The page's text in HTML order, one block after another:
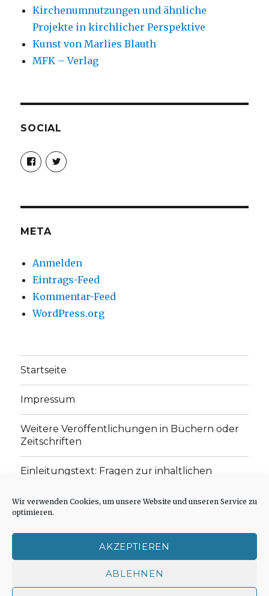
Wir verwenden Cookies, um unsere Website und unseren Service zu
optimieren.
AKZEPTIEREN
ABLEHNEN
Kirchenumnutzungen und ähnliche
Projekte in kirchlicher Perspektive
Kunst von Marlies Blauth
MFK – Verlag
SOCIAL
Profil
von
christoph.fleischer1
anzeigen
Profil
von
anzeigen
META
Anmelden
Eintrags-Feed
Kommentar-Feed
WordPress.org
Startseite
Impressum
Weitere Veröffentlichungen in Büchern oder
Zeitschriften
Einleitungstext: Fragen zur inhaltlichen
„schwachen Glaubens“
Cookie-Richtlinie (EU)